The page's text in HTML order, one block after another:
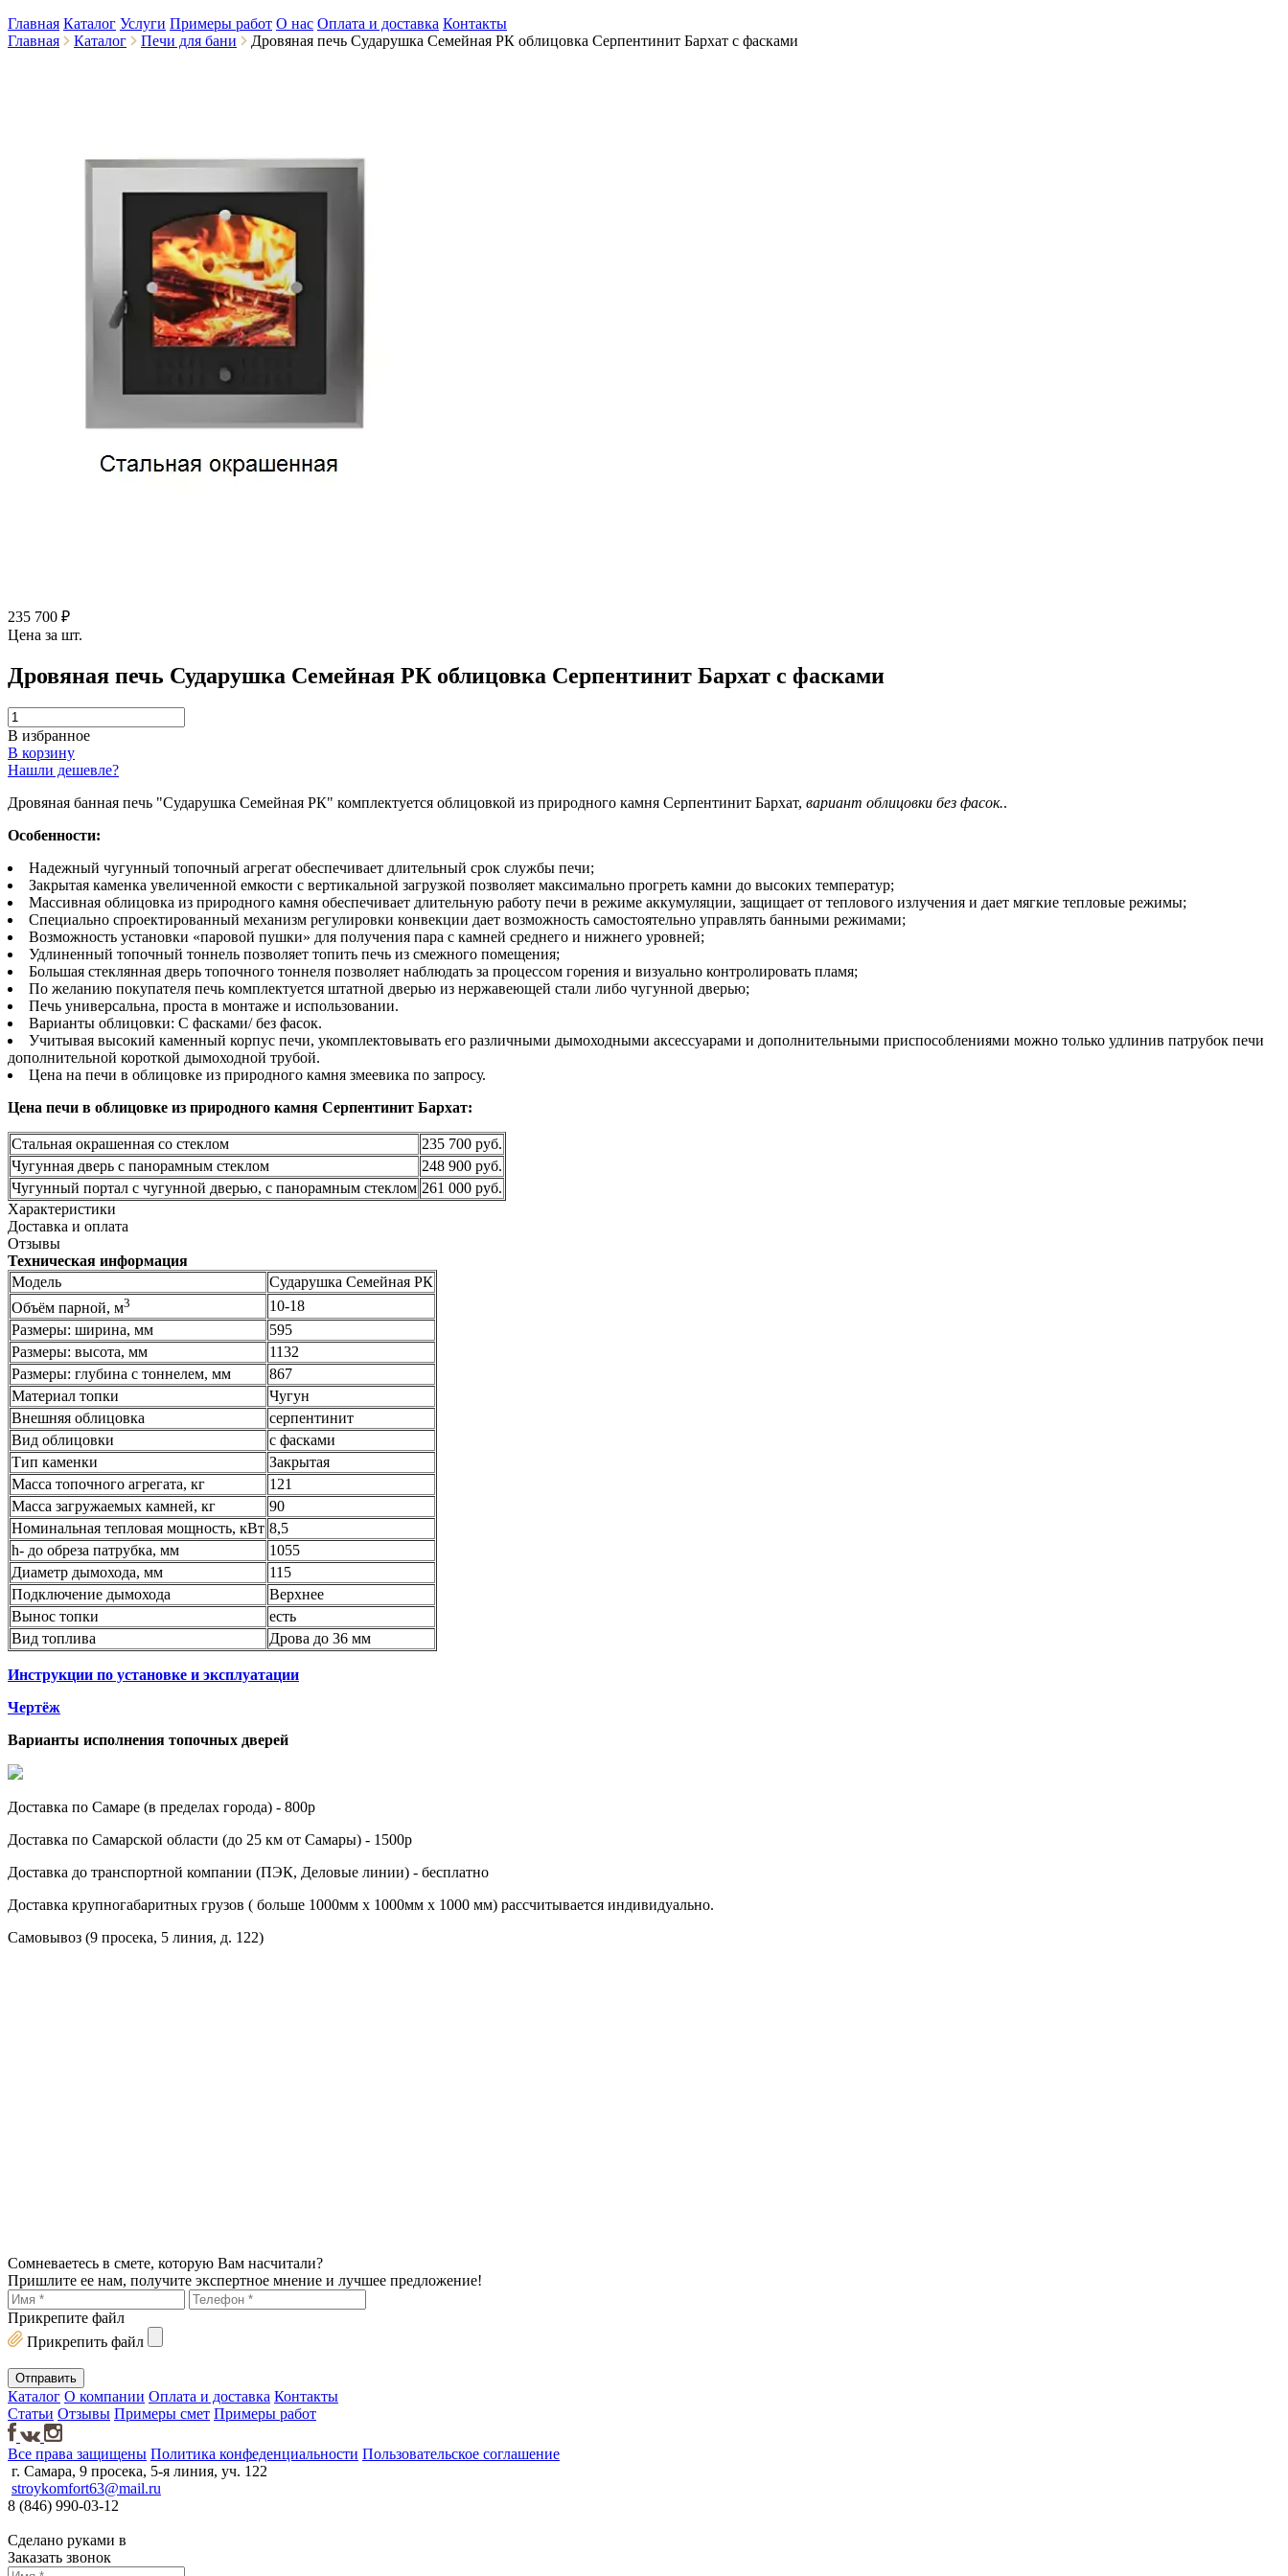
Главная Каталог Услуги Примеры работ О нас Оплата и доставка Контакты
Главная
Каталог Печи для бани Дровяная печь Сударушка Семейная РК облицовка Серпентинит Бархат с фасками
235 700 ₽
Цена за шт.
Дровяная печь Сударушка Семейная РК облицовка Серпентинит Бархат с фасками
В избранное
В корзину
Нашли дешевле?
Дровяная банная печь "Сударушка Семейная РК" комплектуется облицовкой из природного камня Серпентинит Бархат, вариант облицовки без фасок..
Особенности:
Надежный чугунный топочный агрегат обеспечивает длительный срок службы печи;
Закрытая каменка увеличенной емкости с вертикальной загрузкой позволяет максимально прогреть камни до высоких температур;
Массивная облицовка из природного камня обеспечивает длительную работу печи в режиме аккумуляции, защищает от теплового излучения и дает мягкие тепловые режимы;
Специально спроектированный механизм регулировки конвекции дает возможность самостоятельно управлять банными режимами;
Возможность установки «паровой пушки» для получения пара с камней среднего и нижнего уровней;
Удлиненный топочный тоннель позволяет топить печь из смежного помещения;
Большая стеклянная дверь топочного тоннеля позволяет наблюдать за процессом горения и визуально контролировать пламя;
По желанию покупателя печь комплектуется штатной дверью из нержавеющей стали либо чугунной дверью;
Печь универсальна, проста в монтаже и использовании.
Варианты облицовки: С фасками/ без фасок.
Учитывая высокий каменный корпус печи, укомплектовывать его различными дымоходными аксессуарами и дополнительными приспособлениями можно только удлинив патрубок печи
дополнительной короткой дымоходной трубой.
Цена на печи в облицовке из природного камня змеевика по запросу.
Цена печи в облицовке из природного камня Серпентинит Бархат:
Стальная окрашенная со стеклом
235 700 руб.
Чугунная дверь с панорамным стеклом
248 900 руб.
Чугунный портал с чугунной дверью, с панорамным стеклом 261 000 руб.
Характеристики
Доставка и оплата
Отзывы
Техническая информация
Модель
Сударушка Семейная РК
Объём парной, м3
10-18
Размеры: ширина, мм
595
Размеры: высота, мм
1132
Размеры: глубина с тоннелем, мм
867
Материал топки
Чугун
Внешняя облицовка
серпентинит
Вид облицовки
с фасками
Тип каменки
Закрытая
Масса топочного агрегата, кг
121
Масса загружаемых камней, кг
90
Номинальная тепловая мощность, кВт 8,5
h- до обреза патрубка, мм
1055
Диаметр дымохода, мм
115
Подключение дымохода
Верхнее
Вынос топки
есть
Вид топлива
Дрова до 36 мм
Инструкции по установке и эксплуатации
Чертёж
Варианты исполнения топочных дверей
Доставка по Cамаре (в пределах города) - 800р
Доставка по Cамарской области (до 25 км от Самары) - 1500р
Доставка до транспортной компании (ПЭК, Деловые линии) - бесплатно
Доставка крупногабаритных грузов ( больше 1000мм х 1000мм х 1000 мм) рассчитывается индивидуально.
Самовывоз (9 просека, 5 линия, д. 122)
Сомневаетесь в смете, которую Вам насчитали?
Пришлите ее нам, получите экспертное мнение и лучшее предложение!
Прикрепите файл
Прикрепить файл
Каталог О компании Оплата и доставка Контакты
Статьи Отзывы Примеры смет Примеры работ
Все права защищены Политика конфеденциальности Пользовательское соглашение
г. Самара, 9 просека, 5-я линия, уч. 122
stroykomfort63@mail.ru
8 (846) 990-03-12
Сделано руками в
Заказать звонок